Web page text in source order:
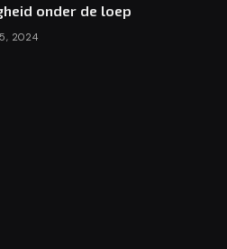
onder de loep
5, 2024